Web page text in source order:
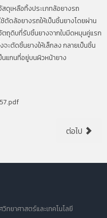
ดุเหลือทิ้งประเภทล้อยางรถ
ตัดล้อยางรถให้เป็นชิ้นยางโดยผ่าน
ถุดิบที่รับชิ้นยางจากใบมีดหมุนคู่แรก
จะตัดชิ้นยางให้เล็กลง กลายเป็นชิ้น
นแกนที่อยู่บนผิวหน้ายาง
ต่อไป
ทยาศาสตร์และเทคโนโลยี